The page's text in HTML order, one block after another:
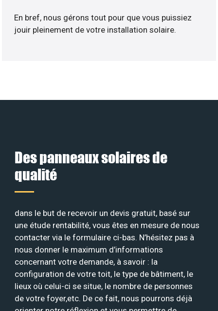
En bref, nous gérons tout pour que vous puissiez
jouir pleinement de votre installation solaire.
Des panneaux solaires de
qualité
dans le but de recevoir un devis gratuit, basé sur
une étude rentabilité, vous êtes en mesure de nous
contacter via le formulaire ci-bas. N’hésitez pas à
nous donner le maximum d’informations
concernant votre demande, à savoir : la
configuration de votre toit, le type de bâtiment, le
lieux où celui-ci se situe, le nombre de personnes
de votre foyer,etc. De ce fait, nous pourrons déjà